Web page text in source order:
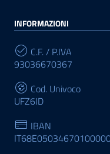
INFORMAZIONI
C.F. / P.IVA
93036670367
Cod. Univoco
UFZ6ID
IBAN